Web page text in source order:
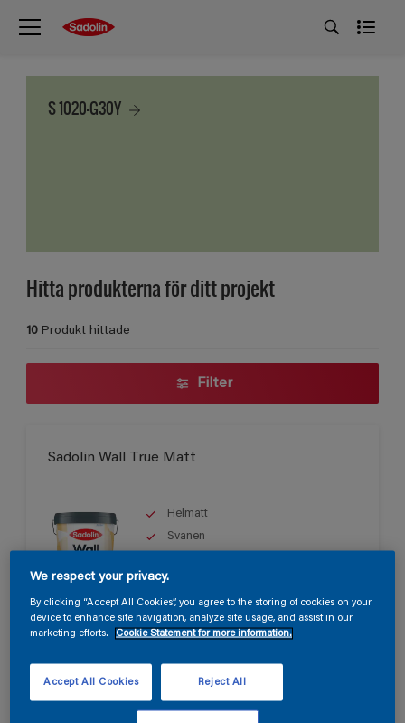
S 1020-G30Y
Hitta produkterna för ditt projekt
10 Produkt hittade
Filter
Sadolin Wall True Matt
Helmatt
Svanen
Endast tillgänglig i butik
We respect your privacy.
By clicking “Accept All Cookies”, you agree to the storing of cookies on your
device to enhance site navigation, analyze site usage, and assist in our
marketing efforts.
Cookie Statement for more information.
Reject All
Accept All Cookies